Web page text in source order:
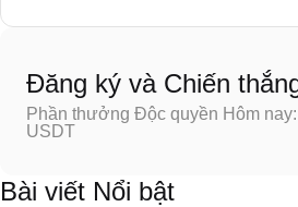
Đăng ký và Chiến
Phần thưởng Độc quyền Hôm
USDT
Bài viết Nổi bật